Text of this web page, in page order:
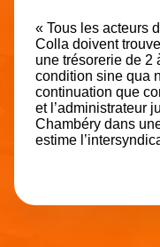
« Tous les acteurs
Colla doivent
une trésorerie de 2
condition sine qua
continuation que
et l’administrateur
Chambéry dans
estime